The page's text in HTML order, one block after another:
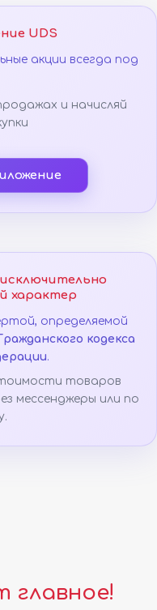
UDS
акции всегда под
и начисляй
характер
определяемой
кодекса
.
товаров
мессенджеры или по
главное!